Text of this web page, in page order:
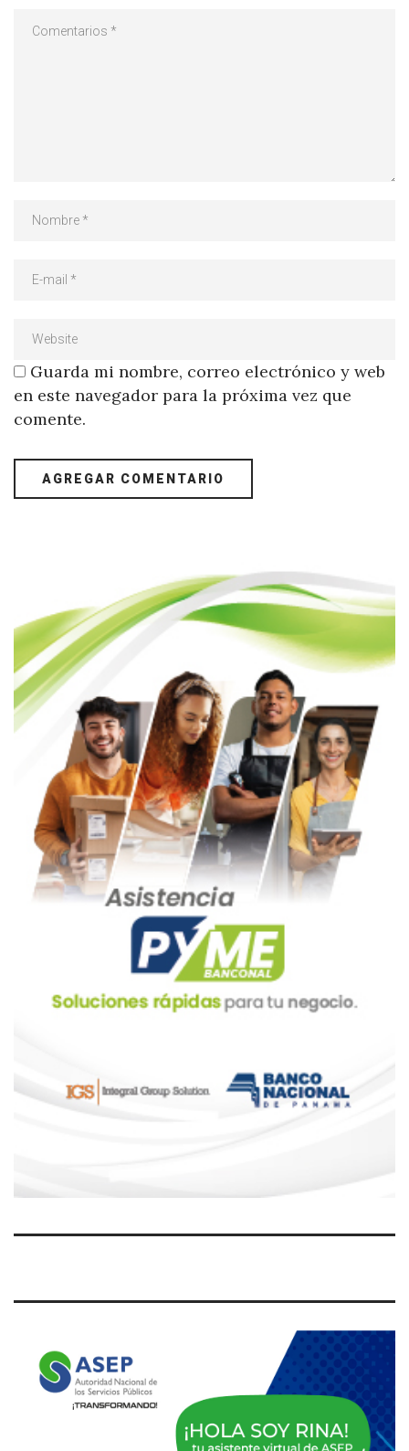
Guarda mi nombre, correo electrónico y web
en este navegador para la próxima vez que
comente.